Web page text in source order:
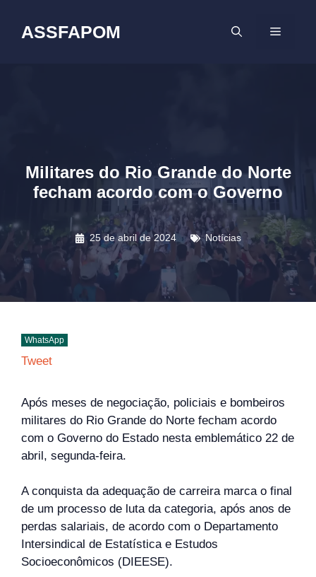
ASSFAPOM MENU
Militares do Rio Grande do Norte
fecham acordo com o Governo
25 de abril de 2024 Notícias
WhatsApp
Tweet
Após meses de negociação, policiais e bombeiros
militares do Rio Grande do Norte fecham acordo
com o Governo do Estado nesta emblemático 22 de
abril, segunda-feira.
A conquista da adequação de carreira marca o final
de um processo de luta da categoria, após anos de
perdas salariais, de acordo com o Departamento
Intersindical de Estatística e Estudos
Socioeconômicos (DIEESE).